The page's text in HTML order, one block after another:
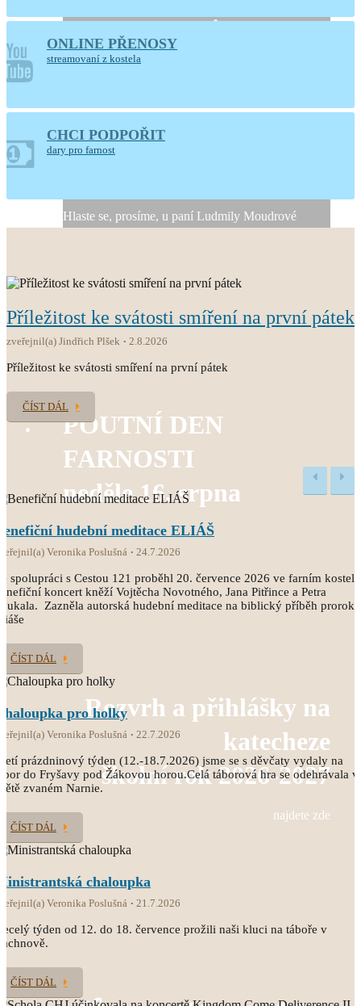
Marie
Ústí nad Orlicí
Generální úklid kostela
Hlaste se, prosíme, u paní Ludmily Moudrové
POUTNÍ DEN
FARNOSTI
neděle 16. srpna
Rozvrh a přihlášky na
katecheze
školní rok 2026-2027
najdete zde
ONLINE PŘENOSY
streamovaní z kostela
CHCI PODPOŘIT
dary pro farnost
Příležitost ke svátosti smíření na první pátek
zveřejnil(a) Jindřich Plšek 2.8.2026
Příležitost ke svátosti smíření na první pátek
ČÍST DÁL
hudební meditace ELIÁŠ
Veronika Poslušná 24.7.2026
spolupráci s Cestou 121 proběhl 20. července 2026 ve farním kostele
koncert kněží Vojtěcha Novotného, Jana Pitřince a Petra
Zazněla autorská hudební meditace na biblický příběh proroka
ČÍST DÁL
pro holky
Veronika Poslušná 22.7.2026
prázdninový týden (12.-18.7.2026) jsme se s děvčaty vydaly na
do Fryšavy pod Žákovou horou.Celá táborová hra se odehrávala
zvaném Narnie.
ČÍST DÁL
chaloupka
Veronika Poslušná 21.7.2026
týden od 12. do 18. července prožili naši kluci na táboře v
ČÍST DÁL